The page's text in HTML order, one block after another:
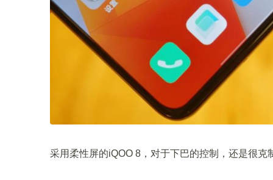
采用柔性屏的iQOO 8，对于下巴的控制，还是很克